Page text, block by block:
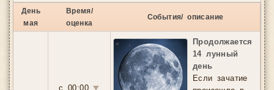
→
Ниже представлен скриншот интерфейса.
День
мая
Время/
оценка
События/ описание
Продолжается
14 лунный
день
Если зачатие